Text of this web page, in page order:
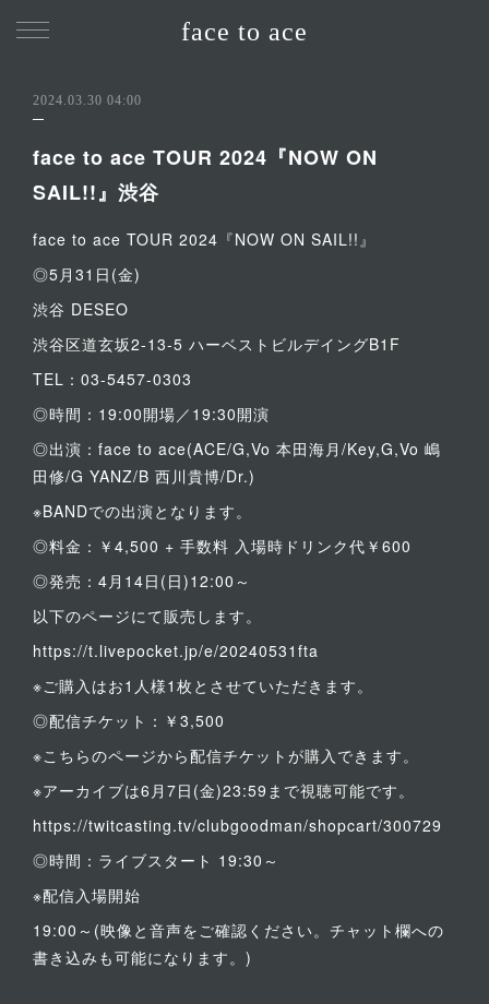
face to ace
2024.03.30 04:00
face to ace TOUR 2024『NOW ON
SAIL!!』渋谷
face to ace TOUR 2024『NOW ON SAIL!!』
◎5月31日(金)
渋谷 DESEO
渋谷区道玄坂2-13-5 ハーベストビルデイングB1F
TEL：03-5457-0303
◎時間：19:00開場／19:30開演
◎出演：face to ace(ACE/G,Vo 本田海月/Key,G,Vo 嶋
田修/G YANZ/B 西川貴博/Dr.)
※BANDでの出演となります。
◎料金：￥4,500 + 手数料 入場時ドリンク代￥600
◎発売：4月14日(日)12:00～
以下のページにて販売します。
https://t.livepocket.jp/e/20240531fta
※ご購入はお1人様1枚とさせていただきます。
◎配信チケット：￥3,500
※こちらのページから配信チケットが購入できます。
※アーカイブは6月7日(金)23:59まで視聴可能です。
https://twitcasting.tv/clubgoodman/shopcart/300729
◎時間：ライブスタート 19:30～
※配信入場開始
19:00～(映像と音声をご確認ください。チャット欄への
書き込みも可能になります。)